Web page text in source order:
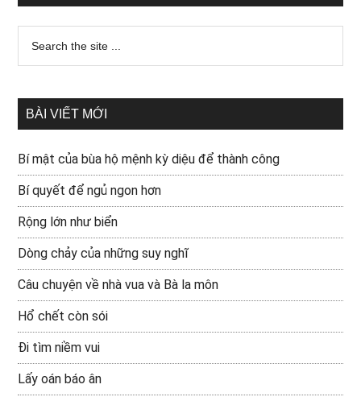
BÀI VIẾT MỚI
Bí mật của bùa hộ mệnh kỳ diệu để thành công
Bí quyết để ngủ ngon hơn
Rộng lớn như biển
Dòng chảy của những suy nghĩ
Câu chuyện về nhà vua và Bà la môn
Hổ chết còn sói
Đi tìm niềm vui
Lấy oán báo ân